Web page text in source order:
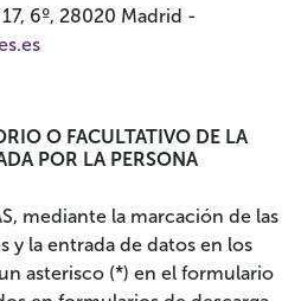
17, 6º, 28020 Madrid -
O FACULTATIVO DE LA
POR LA PERSONA
mediante la marcación de las
y la entrada de datos en los
asterisco (*) en el formulario